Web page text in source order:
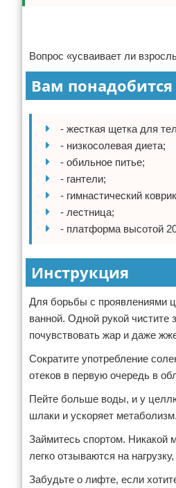
Похудание
Хоккей
Волейбол
Детский спорт
Зимние виды спорта
Тренировки дома
Спортивное питание
Вопрос «усваивает ли
Вам понадобится
- жесткая щетка для
- низкосолевая диета;
- обильное питье;
- гантели;
- гимнастический
- лестница;
- платформа высотой
Инструкция
Для борьбы с проявлениями
ванной. Одной рукой
почувствовать жар и даже
Сократите употребление
отеков в первую очередь в
Пейте больше воды, и у
шлаки и ускоряет
Займитесь спортом. Никакой
легко отзываются на
Забудьте о лифте, если